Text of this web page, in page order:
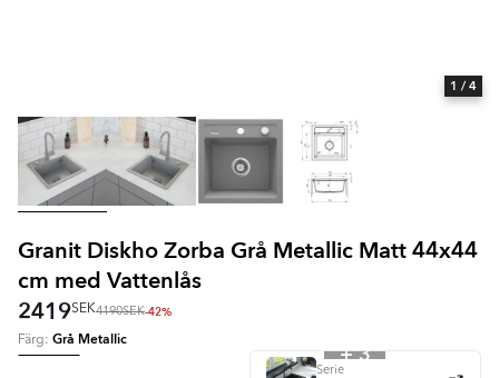
1 / 4
Granit Diskho Zorba Grå Metallic Matt 44x44
cm med Vattenlås
2419SEK4190SEK-42%
Färg: Grå Metallic
+ 3
Serie